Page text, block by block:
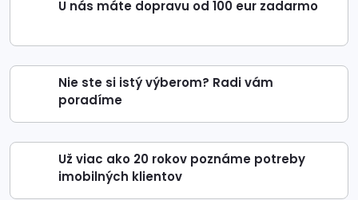
U nás máte dopravu od 100 eur zadarmo
Nie ste si istý výberom? Radi vám
poradíme
Už viac ako 20 rokov poznáme potreby
imobilných klientov